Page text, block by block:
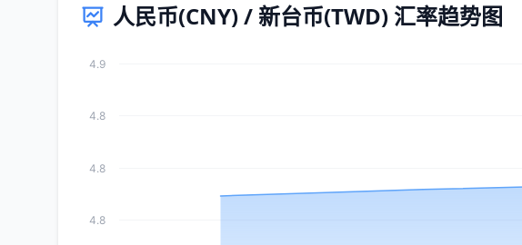
人民币(CNY) / 新台币(TWD) 汇率趋势图
4.8
4.8
4.8
4.9